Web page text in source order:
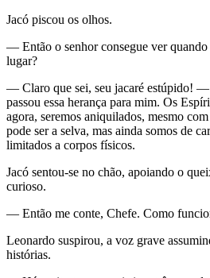
Jacó piscou os olhos.
— Então o senhor consegue ver
lugar?
— Claro que sei, seu jacaré estúpido!
passou essa herança para mim. Os
agora, seremos aniquilados, mesmo
pode ser a selva, mas ainda somos de
limitados a corpos físicos.
Jacó sentou-se no chão, apoiando o
curioso.
— Então me conte, Chefe. Como
Leonardo suspirou, a voz grave
histórias.